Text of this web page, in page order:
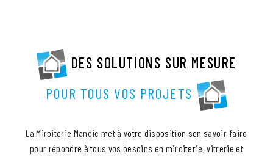
DES SOLUTIONS SUR MESURE
POUR TOUS VOS PROJETS
La Miroiterie Mandic met à votre disposition son savoir-faire
pour répondre à tous vos besoins en miroiterie, vitrerie et